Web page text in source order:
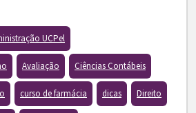
UCPel
Avaliação Ciências Contábeis
curso de farmácia dicas Direito